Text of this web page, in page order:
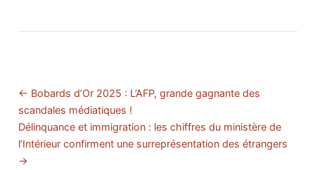
← Bobards d’Or 2025 : L’AFP, grande gagnante des
scandales médiatiques !
Délinquance et immigration : les chiffres du ministère de
l’Intérieur confirment une surreprésentation des étrangers
→